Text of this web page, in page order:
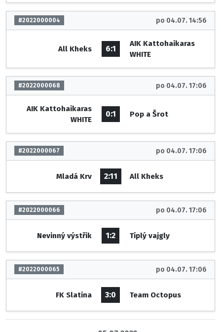
#2022000004 po 04.07. 14:56
All Kheks 6:1
AIK Kattohaikaras
WHITE
#2022000068 po 04.07. 17:06
AIK Kattohaikaras
WHITE
0:1 Pop a Šrot
#2022000067 po 04.07. 17:06
Mladá Krv 2:11 All Kheks
#2022000066 po 04.07. 17:06
Nevinný výstřik 1:2 Típlý vajgly
#2022000065 po 04.07. 17:06
FK Slatina 3:0 Team Octopus